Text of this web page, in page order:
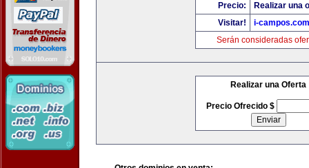
Precio:
Realizar una
Visitar!
i-campos.com
Serán consideradas
Realizar una Oferta
Precio Ofrecido $